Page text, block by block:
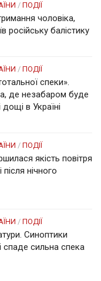
/ ПОДІЇ
чоловіка,
російську балістику
/ ПОДІЇ
спеки».
де незабаром буде
в Україні
/ ПОДІЇ
якість повітря
нічного
/ ПОДІЇ
Синоптики
спаде сильна спека